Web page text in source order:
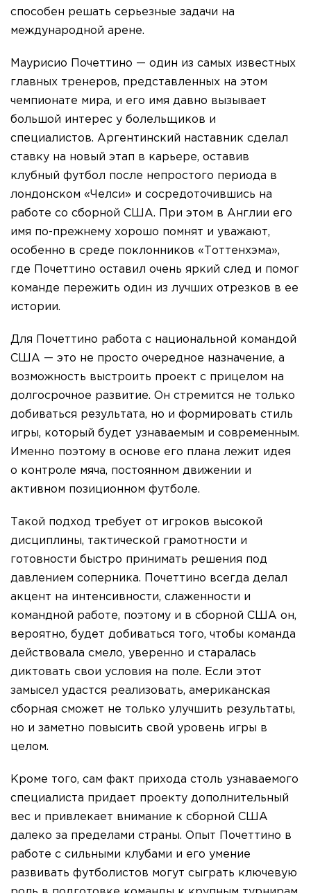
способен решать серьезные задачи на
международной арене.
Маурисио Почеттино — один из самых известных
главных тренеров, представленных на этом
чемпионате мира, и его имя давно вызывает
большой интерес у болельщиков и
специалистов. Аргентинский наставник сделал
ставку на новый этап в карьере, оставив
клубный футбол после непростого периода в
лондонском «Челси» и сосредоточившись на
работе со сборной США. При этом в Англии его
имя по-прежнему хорошо помнят и уважают,
особенно в среде поклонников «Тоттенхэма»,
где Почеттино оставил очень яркий след и помог
команде пережить один из лучших отрезков в ее
истории.
Для Почеттино работа с национальной командой
США — это не просто очередное назначение, а
возможность выстроить проект с прицелом на
долгосрочное развитие. Он стремится не только
добиваться результата, но и формировать стиль
игры, который будет узнаваемым и современным.
Именно поэтому в основе его плана лежит идея
о контроле мяча, постоянном движении и
активном позиционном футболе.
Такой подход требует от игроков высокой
дисциплины, тактической грамотности и
готовности быстро принимать решения под
давлением соперника. Почеттино всегда делал
акцент на интенсивности, слаженности и
командной работе, поэтому и в сборной США он,
вероятно, будет добиваться того, чтобы команда
действовала смело, уверенно и старалась
диктовать свои условия на поле. Если этот
замысел удастся реализовать, американская
сборная сможет не только улучшить результаты,
но и заметно повысить свой уровень игры в
целом.
Кроме того, сам факт прихода столь узнаваемого
специалиста придает проекту дополнительный
вес и привлекает внимание к сборной США
далеко за пределами страны. Опыт Почеттино в
работе с сильными клубами и его умение
развивать футболистов могут сыграть ключевую